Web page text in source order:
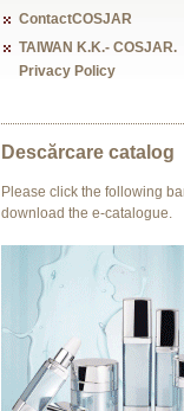
ContactCOSJAR
TAIWAN K.K.- COSJAR.
Privacy Policy
Descărcare catalog
Please click the following
download the e-catalogue.